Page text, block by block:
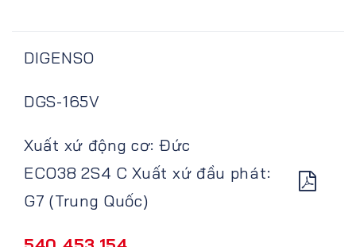
DIGENSO
DGS-165V
Xuất xứ động cơ: Đức
ECO38 2S4 C Xuất xứ đầu phát:
G7 (Trung Quốc)